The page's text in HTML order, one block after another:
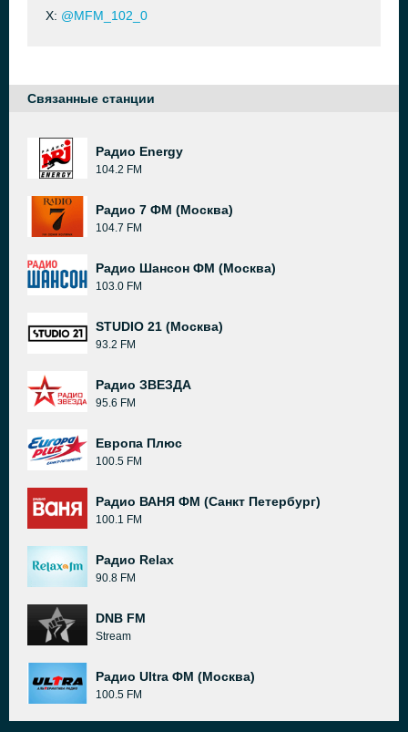
X: @MFM_102_0
Связанные станции
Радио Energy
104.2 FM
Радио 7 ФМ (Москва)
104.7 FM
Радио Шансон ФМ (Москва)
103.0 FM
STUDIO 21 (Москва)
93.2 FM
Радио ЗВЕЗДА
95.6 FM
Европа Плюс
100.5 FM
Радио ВАНЯ ФМ (Санкт Петербург)
100.1 FM
Радио Relax
90.8 FM
DNB FM
Stream
Радио Ultra ФМ (Москва)
100.5 FM